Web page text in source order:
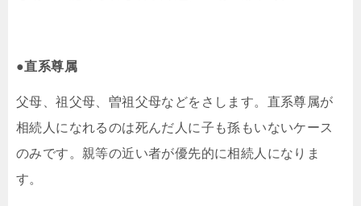
●直系尊属
父母、祖父母、曽祖父母などをさします。直系尊属が
相続人になれるのは死んだ人に子も孫もいないケース
のみです。親等の近い者が優先的に相続人になりま
す。